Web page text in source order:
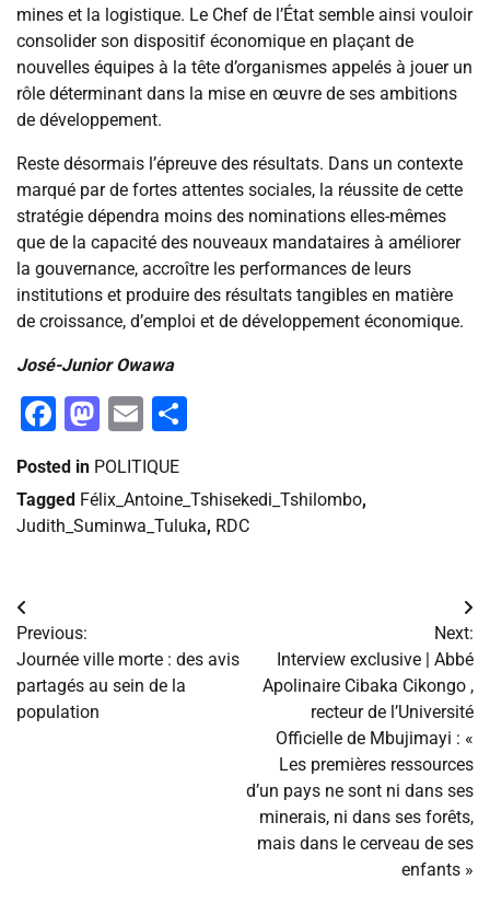
mines et la logistique. Le Chef de l’État semble ainsi vouloir
consolider son dispositif économique en plaçant de
nouvelles équipes à la tête d’organismes appelés à jouer un
rôle déterminant dans la mise en œuvre de ses ambitions
de développement.
Reste désormais l’épreuve des résultats. Dans un contexte
marqué par de fortes attentes sociales, la réussite de cette
stratégie dépendra moins des nominations elles-mêmes
que de la capacité des nouveaux mandataires à améliorer
la gouvernance, accroître les performances de leurs
institutions et produire des résultats tangibles en matière
de croissance, d’emploi et de développement économique.
José-Junior Owawa
Facebook
Mastodon
Email
Posted in POLITIQUE
Tagged Félix_Antoine_Tshisekedi_Tshilombo,
Judith_Suminwa_Tuluka, RDC
Navigation
de
l’article
Previous:
Journée ville morte : des avis
partagés au sein de la
population
Next:
Interview exclusive | Abbé
Apolinaire Cibaka Cikongo ,
recteur de l’Université
Officielle de Mbujimayi : «
Les premières ressources
d’un pays ne sont ni dans ses
minerais, ni dans ses forêts,
mais dans le cerveau de ses
enfants »